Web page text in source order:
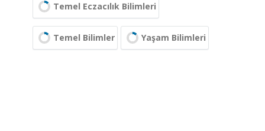
Temel Eczacılık Bilimleri
Temel Bilimler Yaşam Bilimleri